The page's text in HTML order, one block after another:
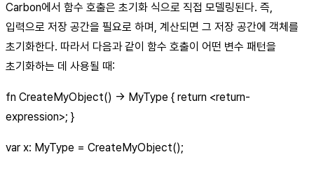
Carbon에서 함수 호출은 초기화 식으로 직접 모델링된다. 즉,
입력으로 저장 공간을 필요로 하며, 계산되면 그 저장 공간에 객체를
초기화한다. 따라서 다음과 같이 함수 호출이 어떤 변수 패턴을
초기화하는 데 사용될 때:
fn CreateMyObject() -> MyType { return <return-
expression>; }
var x: MyType = CreateMyObject();